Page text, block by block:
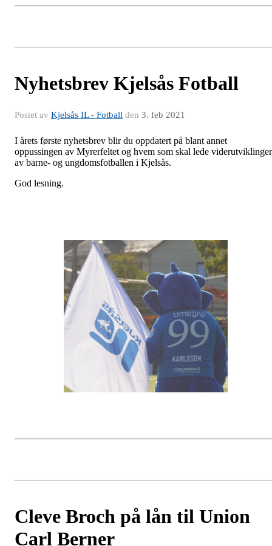
Nyhetsbrev Kjelsås Fotball
Postet av Kjelsås IL - Fotball den 3. feb 2021
I årets første nyhetsbrev blir du oppdatert på blant annet
oppussingen av Myrerfeltet og hvem som skal lede
av barne- og ungdomsfotballen i Kjelsås.
God lesning.
Cleve Broch på lån til Union
Carl Berner